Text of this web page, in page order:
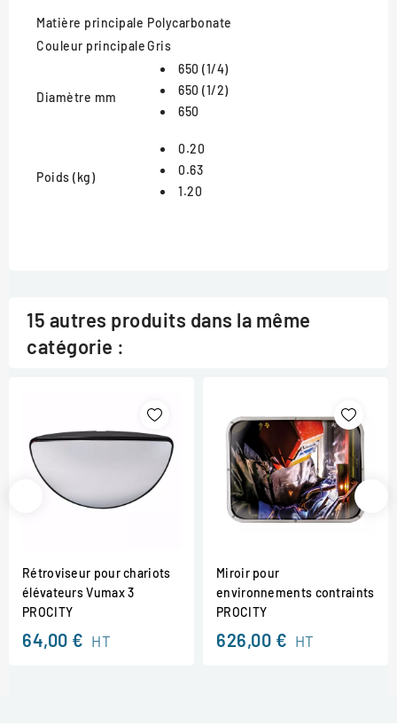
Matière principale Polycarbonate
Couleur principaleGris
Diamètre mm
650 (1/4)
650 (1/2)
650
Poids (kg)
0.20
0.63
1.20
15 autres produits dans la même
catégorie :
Rétroviseur pour chariots
élévateurs Vumax 3
PROCITY
64,00 € HT
Miroir pour
environnements contraints
PROCITY
626,00 € HT